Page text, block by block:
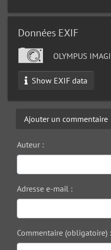
Données EXIF
OLYMPUS
Show EXIF data
Ajouter un commentaire
Auteur :
Adresse e-mail :
Commentaire (obligatoire) :